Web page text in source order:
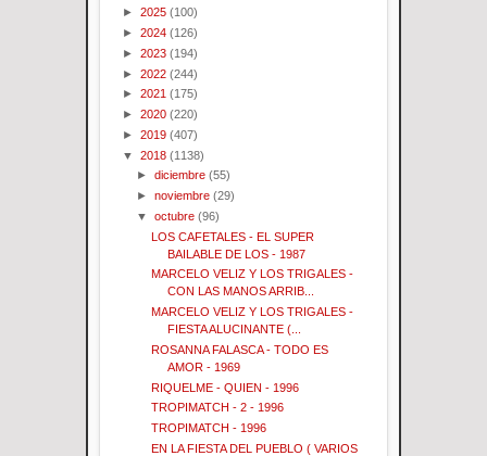
► 2025 (100)
► 2024 (126)
► 2023 (194)
► 2022 (244)
► 2021 (175)
► 2020 (220)
► 2019 (407)
▼ 2018 (1138)
►diciembre (55)
►noviembre (29)
▼octubre (96)
LOS CAFETALES - EL SUPER
BAILABLE DE LOS - 1987
MARCELO VELIZ Y LOS TRIGALES -
CON LAS MANOS ARRIB...
MARCELO VELIZ Y LOS TRIGALES -
FIESTA ALUCINANTE (...
ROSANNA FALASCA - TODO ES
AMOR - 1969
RIQUELME - QUIEN - 1996
TROPIMATCH - 2 - 1996
TROPIMATCH - 1996
EN LA FIESTA DEL PUEBLO ( VARIOS